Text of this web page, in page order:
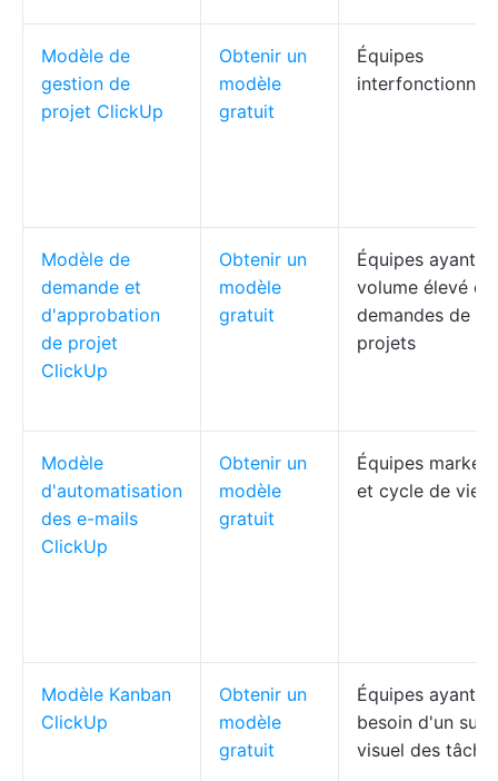
Modèle de
gestion de
projet ClickUp
Obtenir un
modèle
gratuit
Équipes
Modèle de
demande et
d'approbation
de projet
ClickUp
Obtenir un
modèle
gratuit
Équipes ayant
volume élevé de
demandes de
projets
Modèle
d'automatisation
des e-mails
ClickUp
Obtenir un
modèle
gratuit
Équipes
et cycle de vie
Modèle Kanban
ClickUp
Obtenir un
modèle
gratuit
Équipes ayant
besoin d'un suivi
visuel des